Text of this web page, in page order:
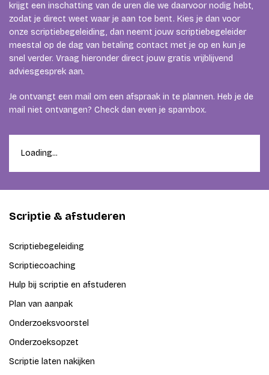
krijgt een inschatting van de uren die we daarvoor nodig hebt,
zodat je direct weet waar je aan toe bent. Kies je dan voor
onze scriptiebegeleiding, dan neemt jouw scriptiebegeleider
meestal op de dag van betaling contact met je op en kun je
snel verder. Vraag hieronder direct jouw gratis vrijblijvend
adviesgesprek aan.
Je ontvangt een mail om een afspraak in te plannen. Heb je de
mail niet ontvangen? Check dan even je spambox.
Loading...
Scriptie & afstuderen
Scriptiebegeleiding
Scriptiecoaching
Hulp bij scriptie en afstuderen
Plan van aanpak
Onderzoeksvoorstel
Onderzoeksopzet
Scriptie laten nakijken